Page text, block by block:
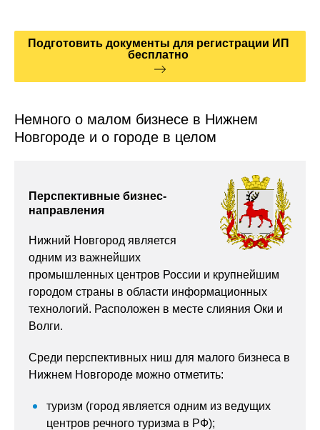
Подготовить документы для регистрации ИП
бесплатно
Немного о малом бизнесе в Нижнем
Новгороде и о городе в целом
Перспективные бизнес-
направления
Нижний Новгород является
одним из важнейших
промышленных центров России и крупнейшим
городом страны в области информационных
технологий. Расположен в месте слияния Оки и
Волги.
Среди перспективных ниш для малого бизнеса в
Нижнем Новгороде можно отметить:
туризм (город является одним из ведущих
центров речного туризма в РФ);